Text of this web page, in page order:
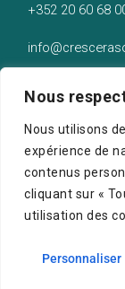
Nous
Nous utilisons
expérience de
contenus
cliquant sur «
utilisation des
Personnaliser
+352 20 60 68
50 route
Crescera